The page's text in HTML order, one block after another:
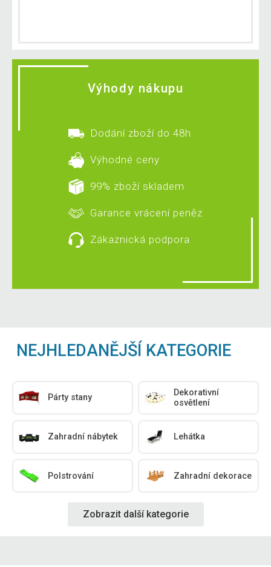
Výhody nákupu
Dodání zboží do 48h
Výhodné ceny
99% zboží skladem
Garance vrácení peněz
Zákaznická podpora
NEJHLEDANĚJŠÍ KATEGORIE
Párty stany
Dekorativní
osvětlení
Zahradní nábytek Lehátka
Polstrování Zahradní dekorace
Zobrazit další kategorie